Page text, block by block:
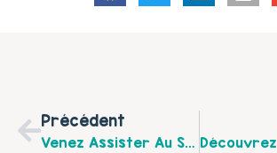
Précédent
Venez Assister Au Spectacle MDR, Un Spectacle Engagé Autour Du Harcèlement Scolaire Réalisé Par Des Habitants